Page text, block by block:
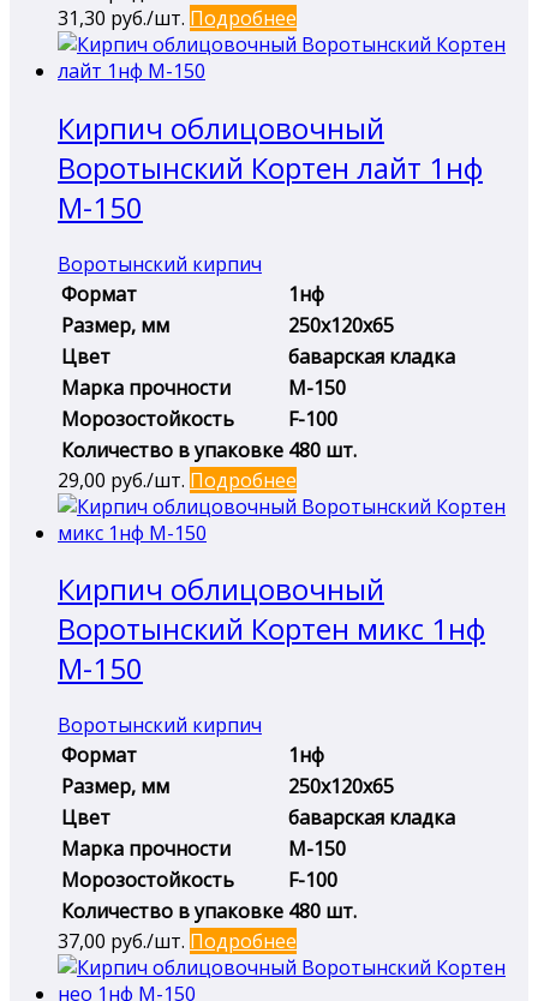
31,30 руб./шт. Подробнее
Кирпич облицовочный
Воротынский Кортен лайт 1нф
М-150
Воротынский кирпич
Формат
1нф
Размер, мм
250х120х65
Цвет
баварская кладка
Марка прочности
М-150
Морозостойкость
F-100
Количество в упаковке 480 шт.
29,00 руб./шт. Подробнее
Кирпич облицовочный
Воротынский Кортен микс 1нф
М-150
Воротынский кирпич
Формат
1нф
Размер, мм
250х120х65
Цвет
баварская кладка
Марка прочности
М-150
Морозостойкость
F-100
Количество в упаковке 480 шт.
37,00 руб./шт. Подробнее